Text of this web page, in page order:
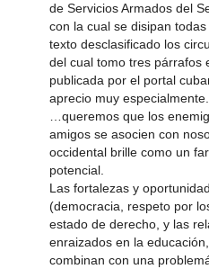
de Servicios Armados del
con la cual se disipan
texto desclasificado los
del cual tomo tres párrafos
publicada por el portal
aprecio muy
…queremos que los
amigos se asocien con
occidental brille como un
potencial.
Las fortalezas y
(democracia, respeto por
estado de derecho, y las
enraizados en la
combinan con una